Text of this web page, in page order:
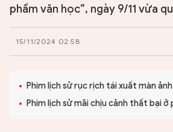
phẩm văn học”, ngày 9/11 vừa
15/11/2024 02:58
Phim lịch sử rục rịch tái xuất màn ảnh
Phim lịch sử mãi chịu cảnh thất bại ở